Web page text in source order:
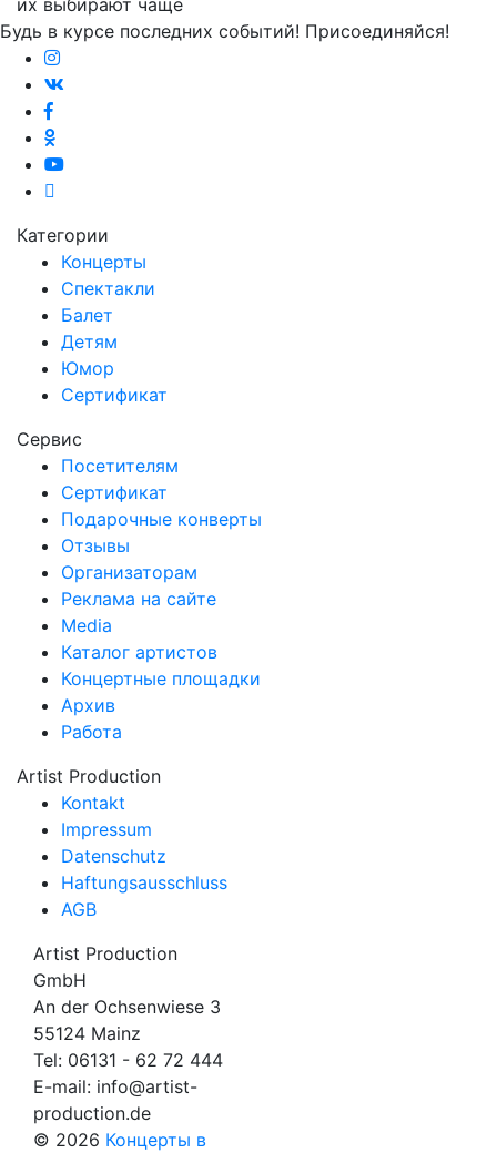
Будь в курсе последних событий! Присоединяйся!
Категории
Концерты
Спектакли
Балет
Детям
Юмор
Сертификат
Сервис
Посетителям
Сертификат
Подарочные конверты
Отзывы
Организаторам
Реклама на сайте
Media
Каталог артистов
Концертные площадки
Архив
Работа
Artist Production
Kontakt
Impressum
Datenschutz
Haftungsausschluss
AGB
Artist Production
GmbH
An der Ochsenwiese 3
55124 Mainz
Tel: 06131 - 62 72 444
E-mail: info@artist-
production.de
© 2026 Концерты в